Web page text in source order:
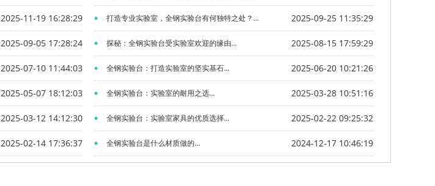
2025-11-19 16:28:29 2025-09-25 11:35:29
打造专业实验室，全钢实验台有何独特之处？...
2025-09-05 17:28:24 2025-08-15 17:59:29
探秘：全钢实验台受实验室欢迎的缘由...
2025-07-10 11:44:03 2025-06-20 10:21:26
全钢实验台：打造实验室的坚实基石...
2025-05-07 18:12:03 2025-03-28 10:51:16
全钢实验台：实验室的耐用之选...
2025-03-12 14:12:30 2025-02-22 09:25:32
全钢实验台：实验室家具的优质选择...
2025-02-14 17:36:37 2024-12-17 10:46:19
全钢实验台是什么材质做的...